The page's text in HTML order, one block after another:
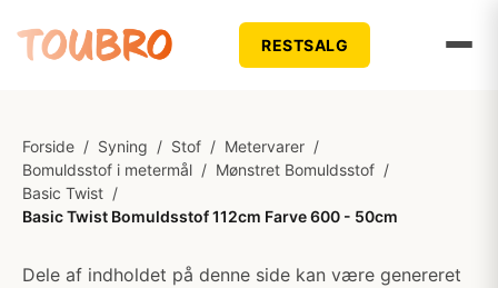
RESTSALG
Forside / Syning / Stof / Metervarer /
Bomuldsstof i metermål / Mønstret Bomuldsstof /
Basic Twist /
Basic Twist Bomuldsstof 112cm Farve 600 - 50cm
Dele af indholdet på denne side kan være genereret